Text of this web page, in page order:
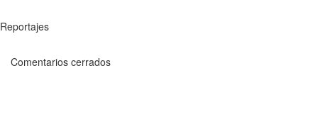
Reportajes
Comentarios cerrados